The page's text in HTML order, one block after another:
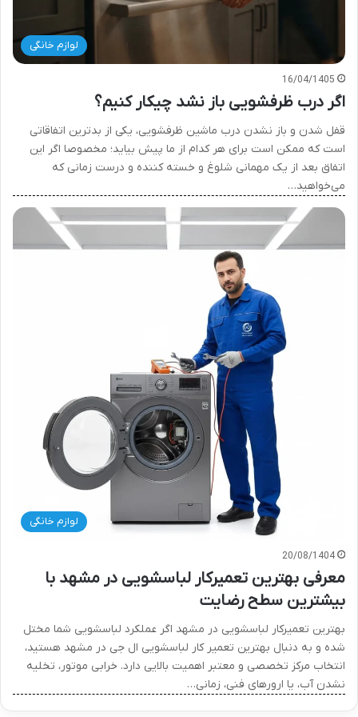
لوازم خانگی
16/04/1405
اگر درب ظرفشویی باز نشد چیکار کنیم؟
قفل شدن و باز نشدن درب ماشین ظرفشویی، یکی از بدترین اتفاقاتی
است که ممکن است برای هر کدام از ما پیش بیاید؛ مخصوصا اگر این
اتفاق بعد از یک مهمانی شلوغ و خسته کننده و درست زمانی که
می‌خواهید…
لوازم خانگی
20/08/1404
معرفی بهترین تعمیرکار لباسشویی در مشهد با
بیشترین سطح رضایت
بهترین تعمیرکار لباسشویی در مشهد اگر عملکرد لباسشویی شما مختل
شده و به دنبال بهترین تعمیر کار لباسشویی ال جی در مشهد هستید،
انتخاب مرکز تخصصی و معتبر اهمیت بالایی دارد. خرابی موتور، تخلیه
نشدن آب، یا ارورهای فنی، زمانی…